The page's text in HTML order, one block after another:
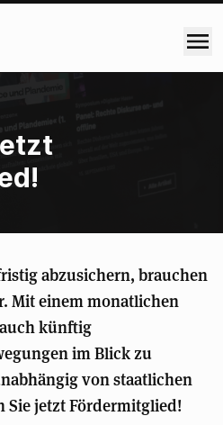
abzusichern, brauchen
Mit einem monatlichen
künftig
im Blick zu
von staatlichen
Sie jetzt Fördermitglied!